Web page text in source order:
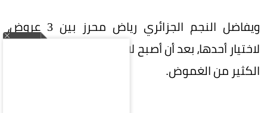
ويفاضل النجم الجزائري رياض محرز بين 3 عروض،
لاختيار أحدها، بعد أن أصبح لاعباً حراً ويكتنف مستقبله
الكثير من الغموض.